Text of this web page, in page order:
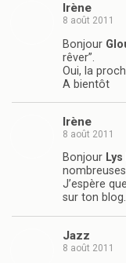
Irène
8 août 2011
Bonjour
rêver”.
Oui, la
A bientôt
Irène
8 août 2011
Bonjour
J’espère
sur ton blog.
Jazz
8 août 2011